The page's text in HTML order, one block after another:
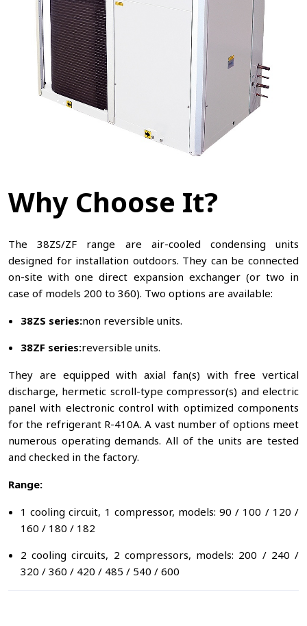
Why Choose It?
The 38ZS/ZF range are air-cooled condensing units
designed for installation outdoors. They can be connected
on-site with one direct expansion exchanger (or two in
case of models 200 to 360). Two options are available:
38ZS series:non reversible units.
38ZF series:reversible units.
They are equipped with axial fan(s) with free vertical
discharge, hermetic scroll-type compressor(s) and electric
panel with electronic control with optimized components
for the refrigerant R-410A. A vast number of options meet
numerous operating demands. All of the units are tested
and checked in the factory.
Range:
1 cooling circuit, 1 compressor, models: 90 / 100 / 120 /
160 / 180 / 182
2 cooling circuits, 2 compressors, models: 200 / 240 /
320 / 360 / 420 / 485 / 540 / 600